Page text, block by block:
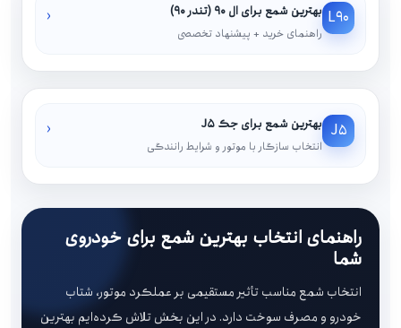
L90 بهترین شمع برای ال ۹۰ (تندر ۹۰)
راهنمای خرید + پیشنهاد تخصصی
‹
J5 بهترین شمع برای جک J5
انتخاب سازگار با موتور و شرایط رانندگی
‹
راهنمای انتخاب بهترین شمع برای خودروی
شما
انتخاب شمع مناسب تأثیر مستقیمی بر عملکرد موتور، شتاب
خودرو و مصرف سوخت دارد. در این بخش تلاش کرده‌ایم بهترین